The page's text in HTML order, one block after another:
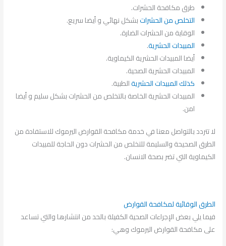
طرق مكافحة الحشرات.
التخلص من الحشراتبشكل نهائي و أيضا سريع.
الوقاية من الحشرات الضارة.
المبيدات الحشرية.
أيضا المبيدات الحشرية الكيماوية.
المبيدات الحشرية الصحية.
كذلك المبيدات الحشريةالطبية.
المبيدات الحشرية الخاصة بالتخلص من الحشرات بشكل سليم و أيضا
امن.
لا تتردد بالتواصل معنا في خدمة مكافحة القوارض اليرموك للاستفادة من
الطرق الصحيحة والسليمة للتخلص من الحشرات دون الحاجة للمبيدات
الكيماوية التي تضر بصحة الانسان.
الطرق الوقائية لمكافحة القوارض
فيما يلي بعض الإجراءات الصحية الكفيلة بالحد من انتشارها والتي تساعد
على مكافحة القوارض اليرموك وهي: